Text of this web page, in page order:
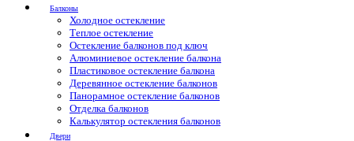
Балконы
Холодное остекление
Теплое остекление
Остекление балконов под ключ
Алюминиевое остекление балкона
Пластиковое остекление балкона
Деревянное остекление балконов
Панорамное остекление балконов
Отделка балконов
Калькулятор остекления балконов
Двери